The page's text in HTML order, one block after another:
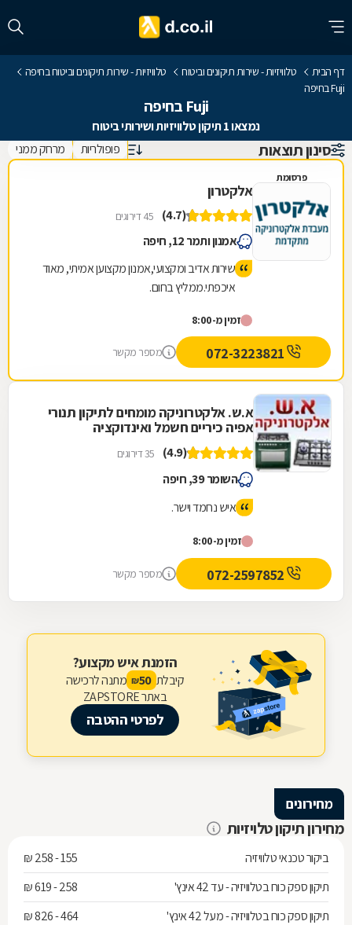
דף הבית טלוויזיות - שירות תיקונים וביטוח
טלוויזיות - שירות תיקונים וביטוח בחיפה
Fuji בחיפה
Fuji בחיפה
נמצאו 1 תיקון טלוויזיות ושירותי ביטוח
סינון תוצאות פופולריות מרחק ממני
פרסומת
אלקטרון
(4.7) 45 דירוגים
אמנון ותמר 12, חיפה
שירות אדיב ומקצועי,אמנון מקצוען אמיתי, מאוד
איכפתי.ממליץ בחום.
זמין מ-8:00
מספר מקשר
א.ש. אלקטרוניקה מומחים לתיקון תנורי
אפיה כיריים חשמל ואינדוקציה
(4.9) 35 דירוגים
השומר 39, חיפה
איש נחמד וישר.
זמין מ-8:00
מספר מקשר
הזמנת איש מקצוע?
קיבלת 50
₪ מתנה לרכישה
באתר ZAPSTORE
לפרטי ההטבה
מחירונים
מחירון תיקון טלויזיות
ביקור טכנאי טלוויזיה
155 - 258 ₪
תיקון ספק כוח בטלוויזיה - עד 42 אינץ'
258 - 619 ₪
תיקון ספק כוח בטלוויזיה - מעל 42 אינץ'
464 - 826 ₪